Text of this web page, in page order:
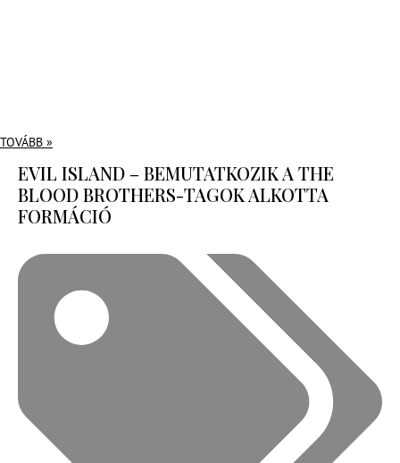
TOVÁBB »
EVIL ISLAND – BEMUTATKOZIK A THE
BLOOD BROTHERS-TAGOK ALKOTTA
FORMÁCIÓ